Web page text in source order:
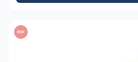
PDF